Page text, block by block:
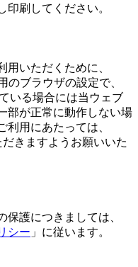
刷してください。
用いただくために、
のブラウザの設定で、
いる場合には当ウェブ
部が正常に動作しない場
用にあたっては、
だきますようお願いいた
護につきましては、
シー 」に従います。